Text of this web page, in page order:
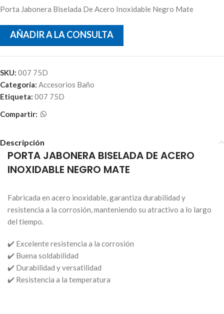
Porta Jabonera Biselada De Acero Inoxidable Negro Mate
AÑADIR A LA CONSULTA
SKU: 007 75D
Categoría: Accesorios Baño
Etiqueta: 007 75D
Compartir:
Descripción
PORTA JABONERA BISELADA DE ACERO
INOXIDABLE NEGRO MATE
Fabricada en acero inoxidable, garantiza durabilidad y
resistencia a la corrosión, manteniendo su atractivo a lo largo
del tiempo.
✔️ Excelente resistencia a la corrosión
✔️ Buena soldabilidad
✔️ Durabilidad y versatilidad
✔️ Resistencia a la temperatura